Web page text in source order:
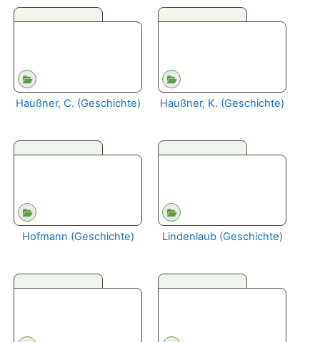
Haußner, C. (Geschichte) Haußner, K. (Geschichte)
Hofmann (Geschichte) Lindenlaub (Geschichte)